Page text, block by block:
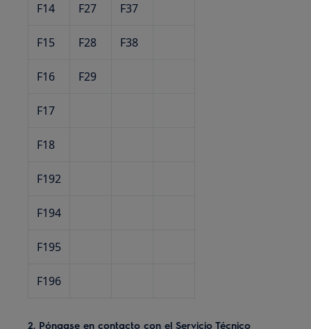
F14 F27 F37
F15 F28 F38
F16 F29
F17
F18
F192
F194
F195
F196
2. Póngase en contacto con el Servicio Técnico